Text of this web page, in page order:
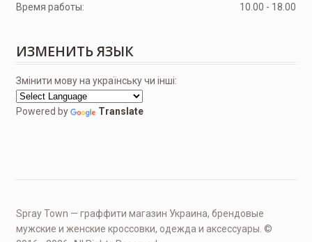
Время работы:
10.00 - 18.00
ИЗМЕНИТЬ ЯЗЫК
Змінити мову на українську чи інші:
Powered by Translate
Spray Town — граффити магазин Украина, брендовые
мужские и женские кроссовки, одежда и аксессуары. ©